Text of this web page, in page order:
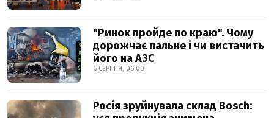
"Ринок пройде по краю". Чому
дорожчає пальне і чи вистачить
його на АЗС
6 СЕРПНЯ, 06:00
Росія зруйнувала склад Bosch: